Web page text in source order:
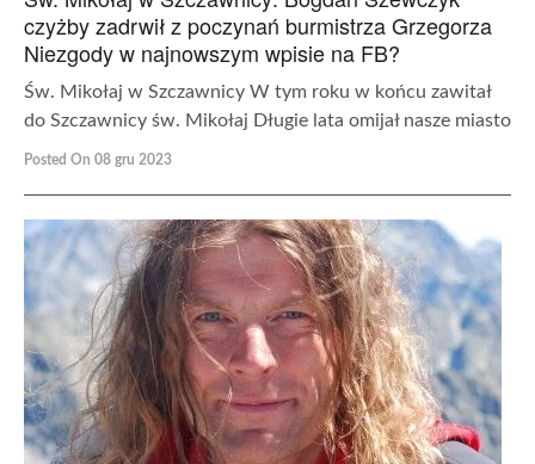
czyżby zadrwił z poczynań burmistrza Grzegorza
Niezgody w najnowszym wpisie na FB?
Św. Mikołaj w Szczawnicy W tym roku w końcu zawitał
do Szczawnicy św. Mikołaj Długie lata omijał nasze miasto
Posted On 08 gru 2023